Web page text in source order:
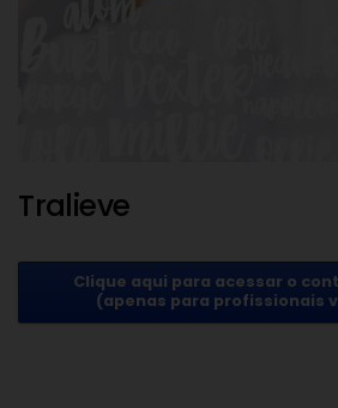
Tralieve
Clique aqui para acessar o
(apenas para profissionais